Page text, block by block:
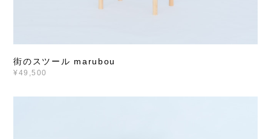
街のスツール marubou
¥49,500